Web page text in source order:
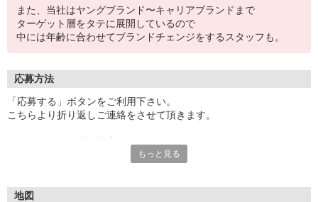
また、当社はヤングブランド〜キャリアブランドまで
ターゲット層をタテに展開しているので
中には年齢に合わせてブランドチェンジをするスタッフも。
応募方法
「応募する」ボタンをご利用下さい。
こちらより折り返しご連絡をさせて頂きます。
電話での応募の場合は「イーアイデムを見ました」とお伝えくださ
もっと見る
地図